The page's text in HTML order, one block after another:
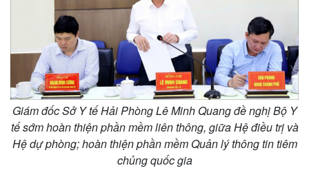
Giám đốc Sở Y tế Hải Phòng Lê Minh Quang đề nghị Bộ Y
tế sớm hoàn thiện phần mềm liên thông, giữa Hệ điều trị và
Hệ dự phòng; hoàn thiện phần mềm Quản lý thông tin tiêm
chủng quốc gia